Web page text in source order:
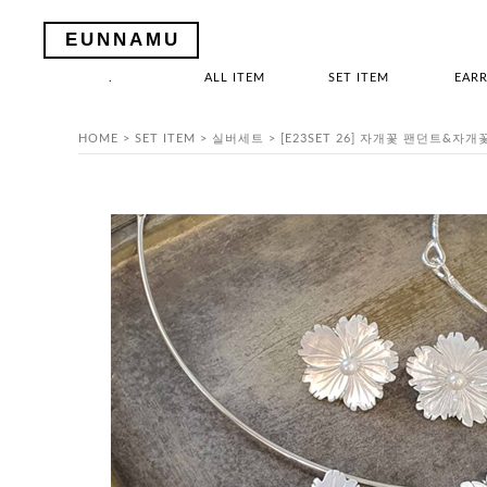
EUNNAMU
ALL ITEM SET ITEM
HOME > SET ITEM > 실버세트 > [E23SET 26] 자개꽃 팬던트&자개